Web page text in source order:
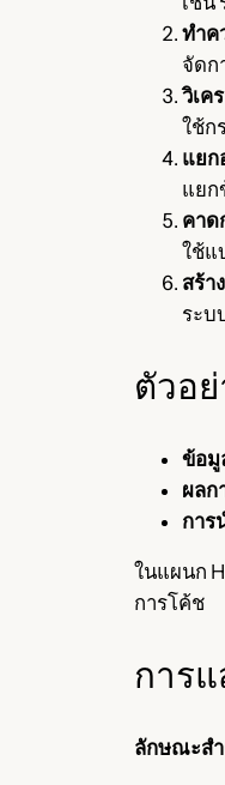
ทำค
จัดก
วิเค
ใช้ก
แยก
แยก
คา
ใช้แ
สร้า
ระบ
ตัวอ
ข้อมู
ผลก
การ
ในแผนก
การโค้ช
การแ
ลักษณะส